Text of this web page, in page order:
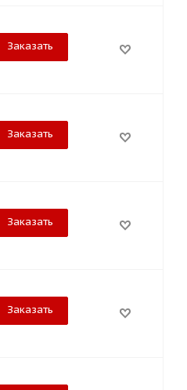
Заказать
Заказать
Заказать
Заказать